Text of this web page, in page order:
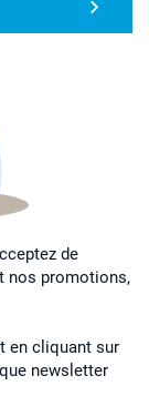
de
nos promotions,
en cliquant sur
newsletter